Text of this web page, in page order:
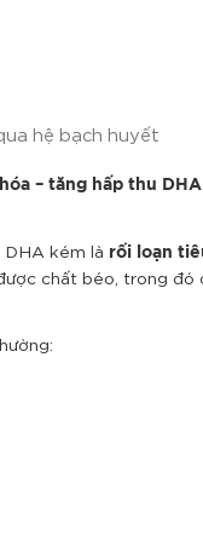
hệ bạch huyết
– tăng hấp thu
kém là rối loạn
chất béo, trong đó